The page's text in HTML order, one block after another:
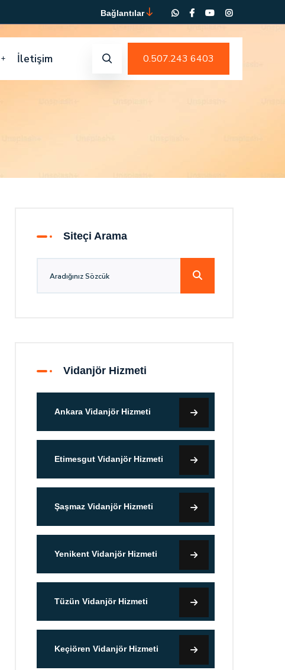
Bağlantılar
İletişim 0.507.243 6403
Siteçi Arama
Vidanjör Hizmeti
Ankara Vidanjör Hizmeti
Etimesgut Vidanjör Hizmeti
Şaşmaz Vidanjör Hizmeti
Yenikent Vidanjör Hizmeti
Tüzün Vidanjör Hizmeti
Keçiören Vidanjör Hizmeti